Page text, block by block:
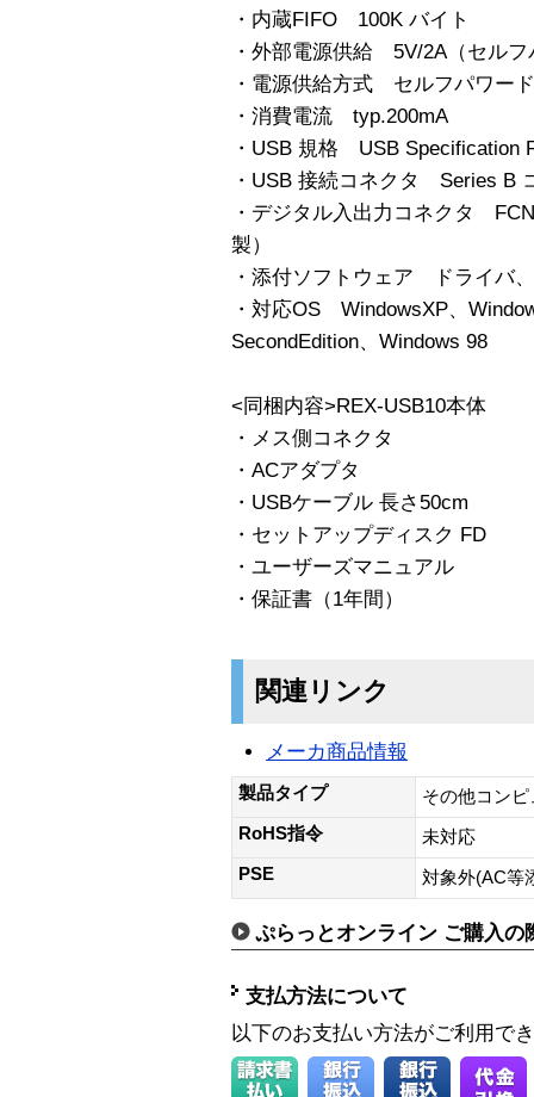
・内蔵FIFO 100K バイト
・外部電源供給 5V/2A（セルフ
・電源供給方式 セルフパワー
・消費電流 typ.200mA
・USB 規格 USB Specification
・USB 接続コネクタ Series B
・デジタル入出力コネクタ
製）
・添付ソフトウェア ドライバ
・対応OS WindowsXP、
SecondEdition、Windows 98
<同梱内容>REX-USB10本体
・メス側コネクタ
・ACアダプタ
・USBケーブル 長さ50cm
・セットアップディスク FD
・ユーザーズマニュアル
・保証書（1年間）
関連リンク
メーカ商品情報
製品タイプ
その他コン
RoHS指令
未対応
PSE
対象外(AC等
ぷらっとオンライン ご購入の
支払方法について
以下のお支払い方法がご利用で